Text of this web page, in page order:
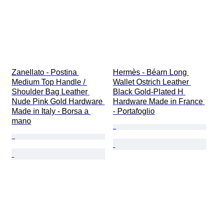
Zanellato - Postina
Medium Top Handle /
Shoulder Bag Leather
Nude Pink Gold Hardware
Made in Italy - Borsa a
mano
Hermès - Béarn Long
Wallet Ostrich Leather
Black Gold-Plated H
Hardware Made in France
- Portafoglio